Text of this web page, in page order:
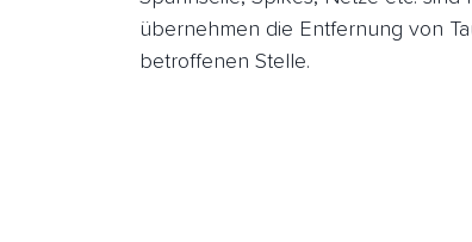
übernehmen die Entfernung von
betroffenen Stelle.